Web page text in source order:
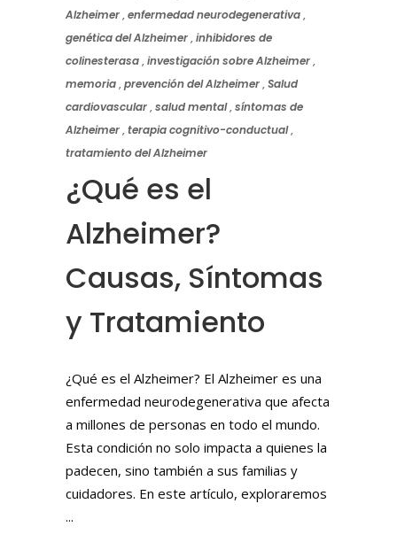
Alzheimer,enfermedad neurodegenerativa,
genética del Alzheimer,inhibidores de
colinesterasa,investigación sobre Alzheimer,
memoria,prevención del Alzheimer,Salud
cardiovascular,salud mental,síntomas de
Alzheimer,terapia cognitivo-conductual,
tratamiento del Alzheimer
¿Qué es el
Alzheimer?
Causas, Síntomas
y Tratamiento
¿Qué es el Alzheimer? El Alzheimer es una
enfermedad neurodegenerativa que afecta
a millones de personas en todo el mundo.
Esta condición no solo impacta a quienes la
padecen, sino también a sus familias y
cuidadores. En este artículo, exploraremos